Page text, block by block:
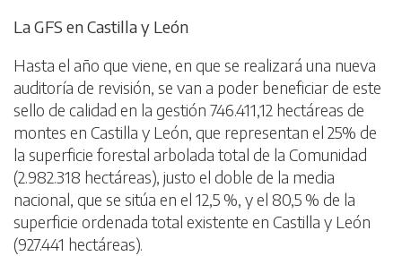
La GFS en Castilla y León
Hasta el año que viene, en que se realizará una nueva
auditoría de revisión, se van a poder beneficiar de este
sello de calidad en la gestión 746.411,12 hectáreas de
montes en Castilla y León, que representan el 25% de
la superficie forestal arbolada total de la Comunidad
(2.982.318 hectáreas), justo el doble de la media
nacional, que se sitúa en el 12,5 %, y el 80,5 % de la
superficie ordenada total existente en Castilla y León
(927.441 hectáreas).